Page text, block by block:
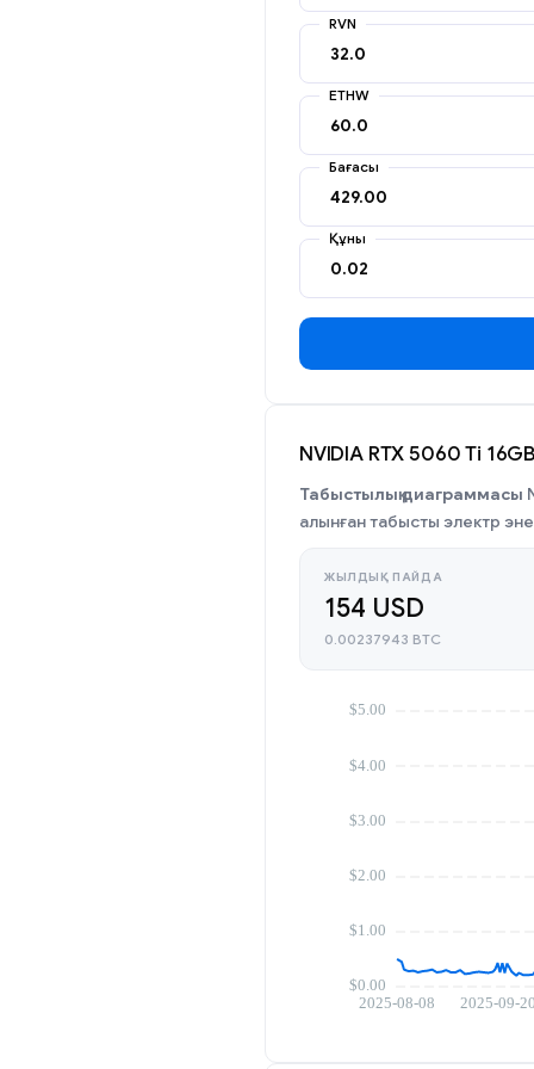
RVN
ETHW
Бағасы
Құны
NVIDIA RTX 5060 Ti
Табыстылық диаграммасы
алынған табысты электр
ЖЫЛДЫҚ ПАЙДА
154 USD
0.00237943 BTC